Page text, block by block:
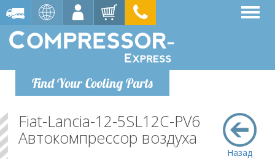
Find Your Cooling Parts
Назад
Fiat-Lancia-12-5SL12C-PV6
Автокомпрессор воздуха